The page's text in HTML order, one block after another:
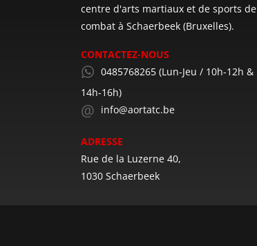
centre d'arts martiaux et de sports de
combat à Schaerbeek (Bruxelles).
CONTACTEZ-NOUS
0485768265 (Lun-Jeu / 10h-12h &
14h-16h)
info@aortatc.be
ADRESSE
Rue de la Luzerne 40,
1030 Schaerbeek